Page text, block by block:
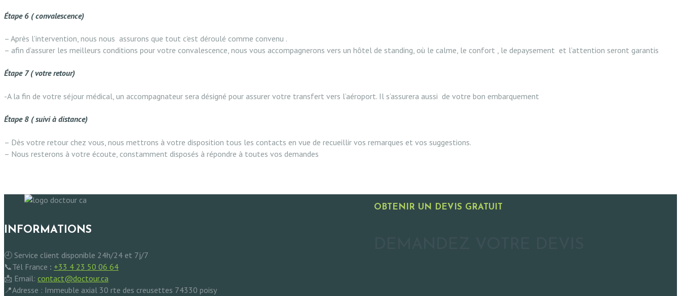
Étape 6 ( convalescence)
– Après l’intervention, nous nous assurons que tout c’est déroulé comme convenu .
– afin d’assurer les meilleurs conditions pour votre convalescence, nous vous accompagnerons vers un hôtel de standing, où le calme, le confort , le depaysement et l’attention seront garantis
Étape 7 ( votre retour)
-A la fin de votre séjour médical, un accompagnateur sera désigné pour assurer votre transfert vers l’aéroport. Il s’assurera aussi de votre bon embarquement
Étape 8 ( suivi à distance)
– Dès votre retour chez vous, nous mettrons à votre disposition tous les contacts en vue de recueillir vos remarques et vos suggestions.
– Nous resterons à votre écoute, constamment disposés à répondre à toutes vos demandes
OBTENIR UN DEVIS GRATUIT
INFORMATIONS
🕘 Service client disponible 24h/24 et 7j/7
📞Tél France : +33 4 23 50 06 64
📩 Email: contact@doctour.ca
📍Adresse : Immeuble axial 30 rte des creusettes 74330 poisy